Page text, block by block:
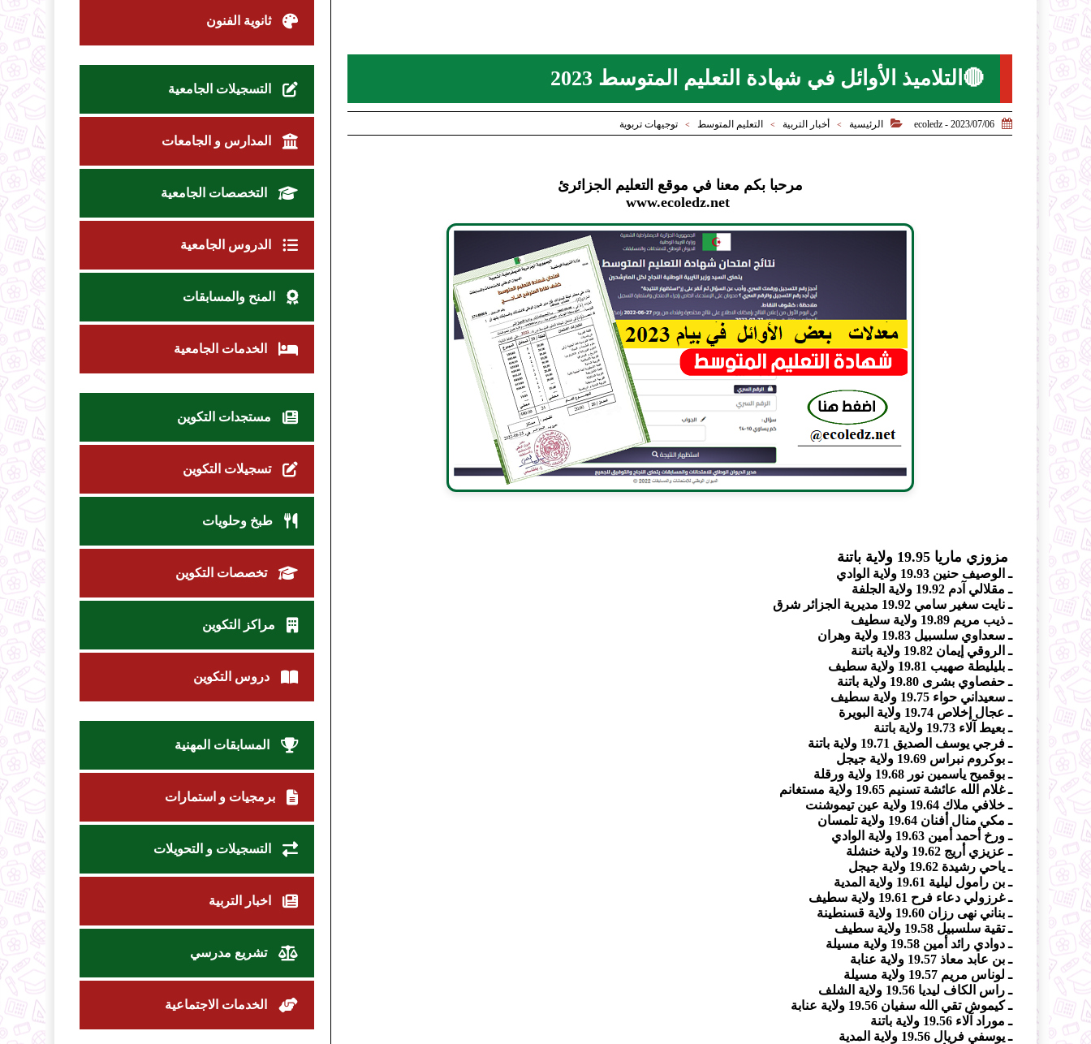
🔴التلاميذ الأوائل في شهادة التعليم المتوسط 2023

2023/07/06 - ecoledz
 الرئيسية > أخبار التربية > التعليم المتوسط > توجيهات تربوية
مرحبا بكم معنا في موقع التعليم الجزائرئ
www.ecoledz.net
مزوزي ماريا 19.95 ولاية باتنة
ـ الوصيف حنين 19.93 ولاية الوادي
ـ مقلالي آدم 19.92 ولاية الجلفة
ـ نايت سغير سامي 19.92 مديرية الجزائر شرق
ـ ذيب مريم 19.89 ولاية سطيف
ـ سعداوي سلسبيل 19.83 ولاية وهران
ـ الروقي إيمان 19.82 ولاية باتنة
ـ بليليطة صهيب 19.81 ولاية سطيف
ـ حفصاوي بشرى 19.80 ولاية باتنة
ـ سعيداني حواء 19.75 ولاية سطيف
ـ عجال إخلاص 19.74 ولاية البويرة
ـ بعيط آلاء 19.73 ولاية باتنة
ـ فرجي يوسف الصديق 19.71 ولاية باتنة
ـ بوكروم نبراس 19.69 ولاية جيجل
ـ بوقميح ياسمين نور 19.68 ولاية ورقلة
ـ غلام الله عائشة تسنيم 19.65 ولاية مستغانم
ـ خلافي ملاك 19.64 ولاية عين تيموشنت
ـ مكي منال أفنان 19.64 ولاية تلمسان
ـ ورخ أحمد أمين 19.63 ولاية الوادي
ـ عزيزي أريج 19.62 ولاية خنشلة
ـ ياحي رشيدة 19.62 ولاية جيجل
ـ بن رامول ليلية 19.61 ولاية المدية
ـ غرزولي دعاء فرح 19.61 ولاية سطيف
ـ بناني نهى رزان 19.60 ولاية قسنطينة
ـ تقية سلسبيل 19.58 ولاية سطيف
ـ دوادي رائد أمين 19.58 ولاية مسيلة
ـ بن عابد معاذ 19.57 ولاية عنابة
ـ لوناس مريم 19.57 ولاية مسيلة
ـ راس الكاف ليديا 19.56 ولاية الشلف
ـ كيموش تقي الله سفيان 19.56 ولاية عنابة
ـ موراد آلاء 19.56 ولاية باتنة
ـ يوسفي فريال 19.56 ولاية المدية
ثانوية الفنون
التسجيلات الجامعية
المدارس و الجامعات
التخصصات الجامعية
الدروس الجامعية
المنح والمسابقات
الخدمات الجامعية
مستجدات التكوين
تسجيلات التكوين
طبخ وحلويات
تخصصات التكوين
مراكز التكوين
دروس التكوين
المسابقات المهنية
برمجيات و استمارات
التسجيلات و التحويلات
اخبار التربية
تشريع مدرسي
الخدمات الاجتماعية